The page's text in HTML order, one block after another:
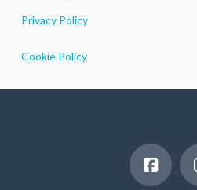
Privacy Policy
Cookie Policy